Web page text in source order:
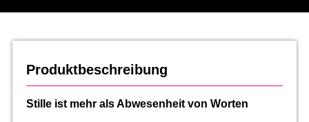
Produktbeschreibung
Stille ist mehr als Abwesenheit von Worten